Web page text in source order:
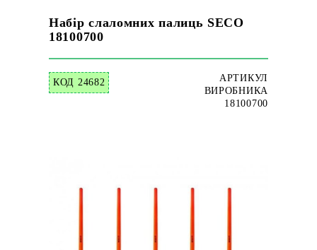
Набір слаломних палиць SECO
18100700
КОД 24682
АРТИКУЛ
ВИРОБНИКА
18100700